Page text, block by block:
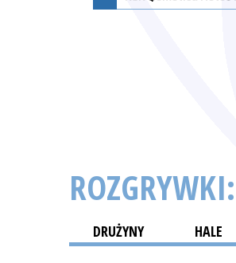
ROZGRYWKI:
DRUŻYNY HALE